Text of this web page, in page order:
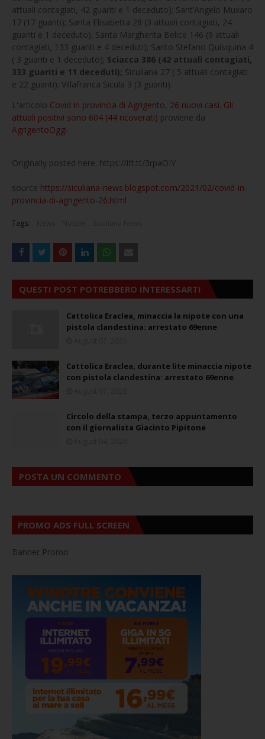
attuali contagiati, 42 guariti e 1 deceduto); Sant’Angelo Muxaro
17 (17 guariti); Santa Elisabetta 28 (3 attuali contagiati, 24
guariti e 1 deceduto); Santa Margherita Belice 146 (9 attuali
contagiati, 133 guariti e 4 deceduti); Santo Stefano Quisquina 4
( 3 guariti e 1 deceduto); Sciacca 386 (42 attuali contagiati,
333 guariti e 11 deceduti); Siculiana 27 ( 5 attuali contagiati
e 22 guariti); Villafranca Sicula 3 (3 guariti).
L'articolo Covid in provincia di Agrigento, 26 nuovi casi. Gli
attuali positivi sono 604 (44 ricoverati) proviene da
AgrigentoOggi.
Originally posted here: https://ift.tt/3rpaOIY
source https://siculiana-news.blogspot.com/2021/02/covid-in-
provincia-di-agrigento-26.html
Tags:
QUESTI POST POTREBBERO INTERESSARTI
Cattolica Eraclea, minaccia la nipote con una
pistola clandestina: arrestato 69enne
Cattolica Eraclea, durante lite minaccia nipote
con pistola clandestina: arrestato 69enne
Circolo della stampa, terzo appuntamento
con il giornalista Giacinto Pipitone
POSTA UN COMMENTO
PROMO ADS FULL SCREEN
Banner Promo